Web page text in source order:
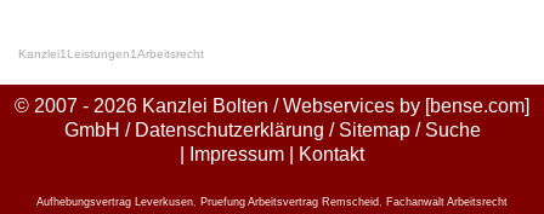
Kanzlei1 Leistungen1Arbeitsrecht
© 2007 - 2026 Kanzlei Bolten / Webservices by [bense.com]
GmbH / Datenschutzerklärung / Sitemap/ Suche
Impressum Kontakt
Aufhebungsvertrag Leverkusen Pruefung Arbeitsvertrag Remscheid Fachanwalt Arbeitsrecht